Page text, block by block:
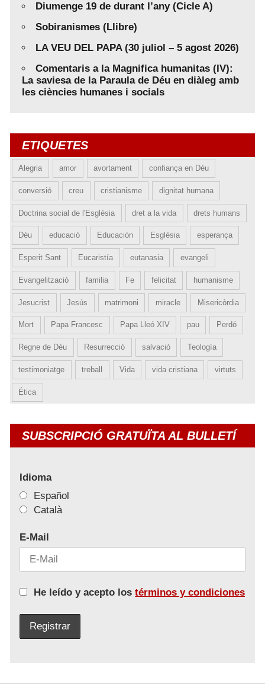
Diumenge 19 de durant l’any (Cicle A)
Sobiranismes (Llibre)
LA VEU DEL PAPA (30 juliol – 5 agost 2026)
Comentaris a la Magnifica humanitas (IV):
La saviesa de la Paraula de Déu en diàleg amb
les ciències humanes i socials
ETIQUETES
Alegria amor avortament confiança en Déu
conversió creu cristianisme dignitat humana
Doctrina social de l'Església dret a la vida drets humans
Déu educació Educación Esglèsia esperança
Esperit Sant Eucaristía eutanasia evangeli
Evangelització familia Fe felicitat humanisme
Jesucrist Jesús matrimoni miracle Misericòrdia
Mort Papa Francesc Papa Lleó XIV pau Perdó
Regne de Déu Resurrecció salvació Teología
testimoniatge treball Vida vida cristiana virtuts
Ética
SUBSCRIPCIÓ GRATUÏTA AL BULLETÍ
Idioma
Español
Català
E-Mail
He leído y acepto los términos y condiciones